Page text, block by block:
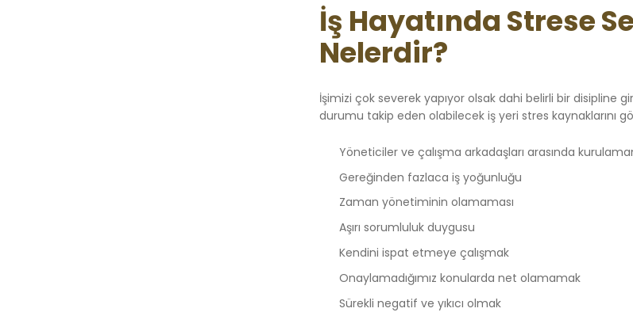
İş Hayatında Strese
Nelerdir?
İşimizi çok severek yapıyor olsak dahi belirli bir disipline
durumu takip eden olabilecek iş yeri stres kaynaklarını
Yöneticiler ve çalışma arkadaşları arasında
Gereğinden fazlaca iş yoğunluğu
Zaman yönetiminin olamaması
Aşırı sorumluluk duygusu
Kendini ispat etmeye çalışmak
Onaylamadığımız konularda net olamamak
Sürekli negatif ve yıkıcı olmak